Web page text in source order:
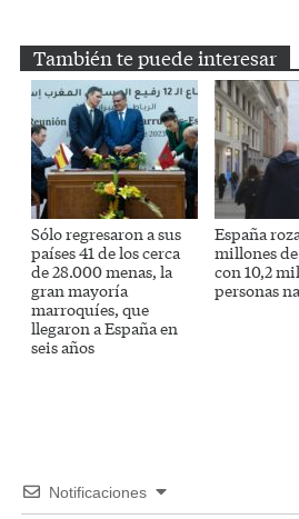
También te puede interesar
Sólo regresaron a sus
países 41 de los cerca
de 28.000 menas, la
gran mayoría
marroquíes, que
llegaron a España en
seis años
España
millones
con 10,2
personas
Notificaciones